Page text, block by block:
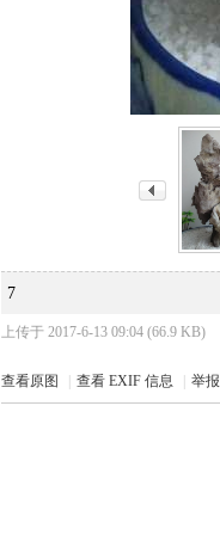
7
上传于 2017-6-13 09:04 (66.9 KB)
查看原图 查看 EXIF 信息 举报